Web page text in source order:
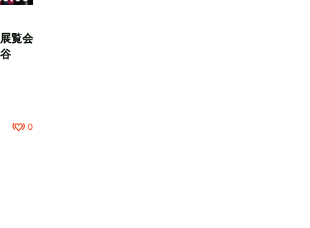
覧会
0